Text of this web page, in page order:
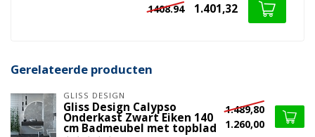
1408.94 1.401,32
Gerelateerde producten
GLISS DESIGN
Gliss Design Calypso
Onderkast Zwart Eiken 140
cm Badmeubel met topblad
1.489,80
1.260,00